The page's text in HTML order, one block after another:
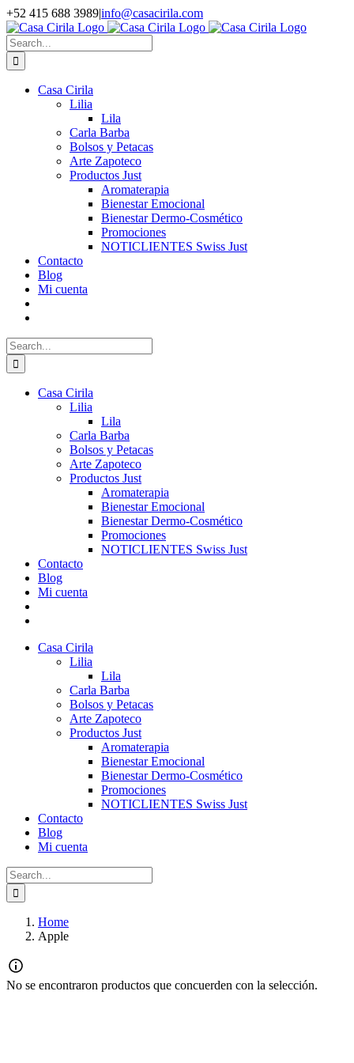
Skip
to
content
+52 415 688 3989|info@casacirila.com
Instagram
Facebook
Pinterest
WhatsApp
Email
Search
for:
Casa Cirila
Lilia
Lila
Carla Barba
Bolsos y Petacas
Arte Zapoteco
Productos Just
Aromaterapia
Bienestar Emocional
Bienestar Dermo-Cosmético
Promociones
NOTICLIENTES Swiss Just
Contacto
Blog
Mi cuenta
Search
for:
Casa Cirila
Lilia
Lila
Carla Barba
Bolsos y Petacas
Arte Zapoteco
Productos Just
Aromaterapia
Bienestar Emocional
Bienestar Dermo-Cosmético
Promociones
NOTICLIENTES Swiss Just
Contacto
Blog
Mi cuenta
Casa Cirila
Lilia
Lila
Carla Barba
Bolsos y Petacas
Arte Zapoteco
Productos Just
Aromaterapia
Bienestar Emocional
Bienestar Dermo-Cosmético
Promociones
NOTICLIENTES Swiss Just
Contacto
Blog
Mi cuenta
Search
for:
Home
Apple
No se encontraron productos que concuerden con la selección.